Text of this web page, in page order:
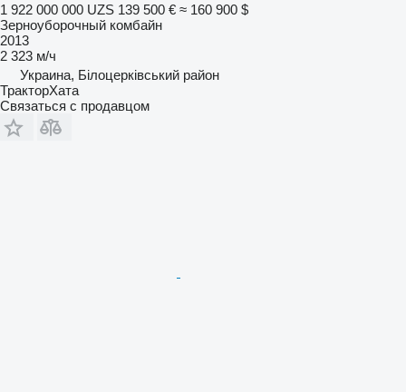
1 922 000 000 UZS 139 500 € ≈ 160 900 $
Зерноуборочный комбайн
2013
2 323 м/ч
Украина, Білоцерківський район
ТракторХата
Связаться с продавцом